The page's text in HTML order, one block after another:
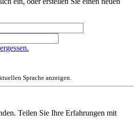
Sprache anzeigen.
Teilen Sie Ihre Erfahrungen mit